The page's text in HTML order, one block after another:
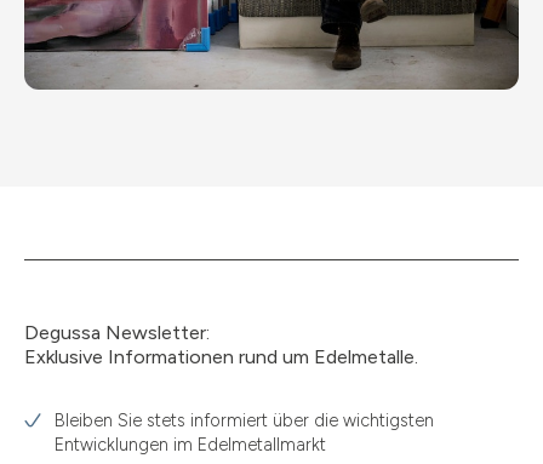
Degussa Newsletter:
Exklusive Informationen rund um Edelmetalle.
Bleiben Sie stets informiert über die wichtigsten
Entwicklungen im Edelmetallmarkt